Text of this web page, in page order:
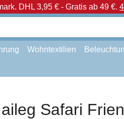
DHL 3,95 € - Gratis ab 49 €.
Wohntextilien
Safari